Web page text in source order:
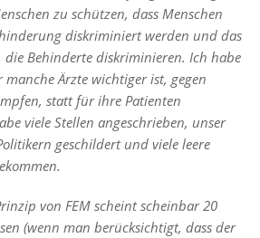
zu schützen, dass Menschen
diskriminiert werden und das
die Behinderte diskriminieren. Ich habe
manche Ärzte wichtiger ist, gegen
statt für ihre Patienten
viele Stellen angeschrieben, unser
geschildert und viele leere
von FEM scheint scheinbar 20
(wenn man berücksichtigt, dass der